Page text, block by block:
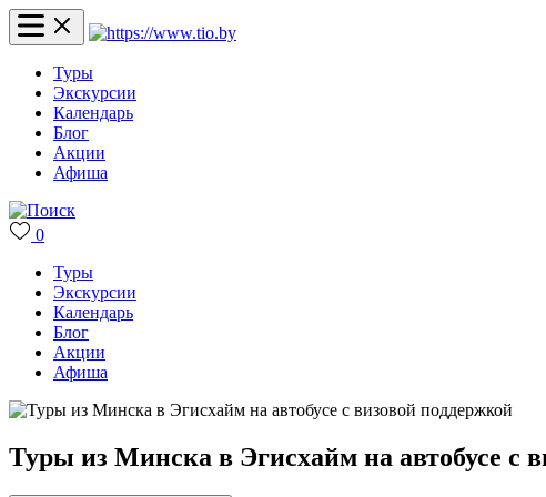
Туры
Экскурсии
Календарь
Блог
Акции
Афиша
0
Туры
Экскурсии
Календарь
Блог
Акции
Афиша
Туры из Минска в Эгисхайм на автобусе с